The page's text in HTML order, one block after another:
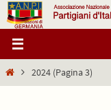
Salta
al
contenuto
Home2024 (Pagina 3)